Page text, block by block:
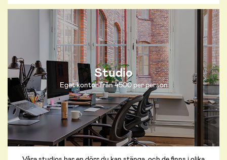
Studio
Eget kontor från 4500 per person